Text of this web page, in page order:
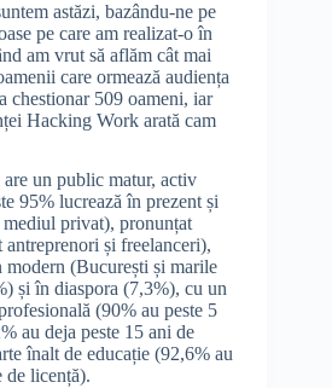
astăzi, bazându-ne pe
pe care am realizat-o în
am vrut să aflăm cât mai
care ormează audiența
chestionar 509 oameni, iar
Hacking Work arată cam
un public matur, activ
95% lucrează în prezent și
privat), pronunțat
și freelanceri),
(București și marile
și în diaspora (7,3%), cu un
(90% au peste 5
au deja peste 15 ani de
înalt de educație (92,6% au
licență).